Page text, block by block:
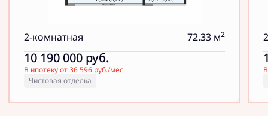
2-комнатная 72.33 м2
10 190 000 руб.
В ипотеку от 36 596 руб./мес.
Чистовая отделка